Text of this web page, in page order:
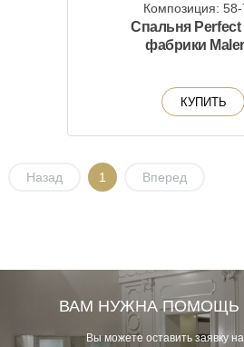
Композиция:
Спальня Perfect
фабрики
КУПИТЬ
Назад 1 Вперед
ВАМ НУЖНА ПОМОЩЬ
Вы можете оставить заявку